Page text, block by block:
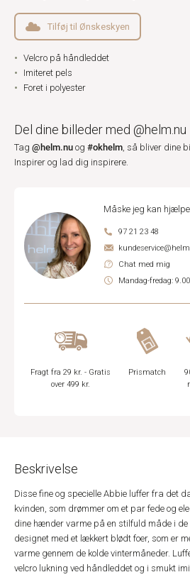
Tilføj til Ønskeskyen
Velcro på håndleddet
Imiteret pels
Foret i polyester
Del dine billeder med @helm.nu
Tag @helm.nu og #okhelm, så bliver dine
Inspirer og lad dig inspirere.
Måske jeg kan
97 21 23 48
Chat med mig
Mandag-fredag:
Fragt fra 29 kr. - Gratis
over 499 kr.
Prismatch
Beskrivelse
Disse fine og specielle Abbie luffer fra det
kvinden, som drømmer om et par fede og
dine hænder varme på en stilfuld måde i de
designet med et lækkert blødt foer, som er
varme gennem de kolde vintermåneder.
velcro lukning ved håndleddet og i smukt